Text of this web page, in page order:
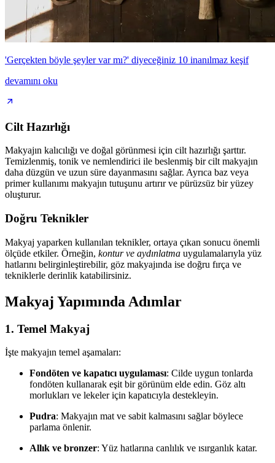
'Gerçekten böyle şeyler var mı?' diyeceğiniz 10 inanılmaz keşif
devamını oku
Cilt Hazırlığı
Makyajın kalıcılığı ve doğal görünmesi için cilt hazırlığı şarttır.
Temizlenmiş, tonik ve nemlendirici ile beslenmiş bir cilt makyajın
daha düzgün ve uzun süre dayanmasını sağlar. Ayrıca baz veya
primer kullanımı makyajın tutuşunu artırır ve pürüzsüz bir yüzey
oluşturur.
Doğru Teknikler
Makyaj yaparken kullanılan teknikler, ortaya çıkan sonucu önemli
ölçüde etkiler. Örneğin, kontur ve aydınlatma uygulamalarıyla yüz
hatlarını belirginleştirebilir, göz makyajında ise doğru fırça ve
tekniklerle derinlik katabilirsiniz.
Makyaj Yapımında Adımlar
1. Temel Makyaj
İşte makyajın temel aşamaları:
Fondöten ve kapatıcı uygulaması: Cilde uygun tonlarda
fondöten kullanarak eşit bir görünüm elde edin. Göz altı
morlukları ve lekeler için kapatıcıyla destekleyin.
Pudra: Makyajın mat ve sabit kalmasını sağlar böylece
parlama önlenir.
Allık ve bronzer: Yüz hatlarına canlılık ve ısırganlık katar.